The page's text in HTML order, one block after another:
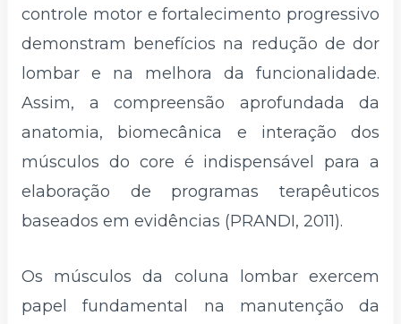
controle motor e fortalecimento progressivo
demonstram benefícios na redução de dor
lombar e na melhora da funcionalidade.
Assim, a compreensão aprofundada da
anatomia, biomecânica e interação dos
músculos do core é indispensável para a
elaboração de programas terapêuticos
baseados em evidências (PRANDI, 2011).
Os músculos da coluna lombar exercem
papel fundamental na manutenção da